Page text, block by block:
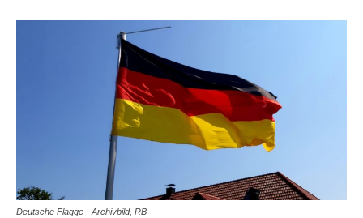
Deutsche Flagge - Archivbild, RB